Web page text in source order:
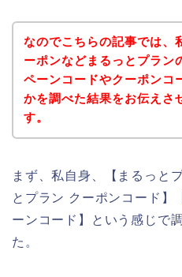
なのでこちらの記事では、
ーポンなどまるっとプラン
ペーンコードやクーポンコ
かを調べた結果をお伝えさ
す。
まず、私自身、【まるっと
とプラン クーポンコード】
ーンコード】という感じで
た。